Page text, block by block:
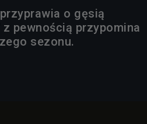
o gęsią
pewnością przypomina
sezonu.